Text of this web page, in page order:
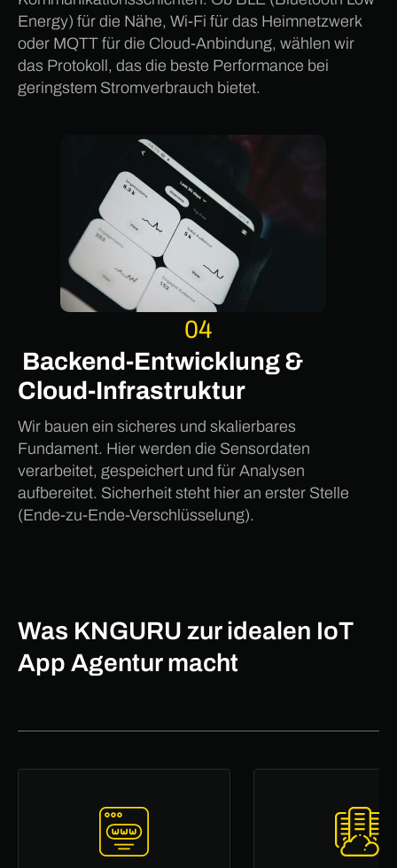
Energy) für die Nähe, Wi-Fi für das Heimnetzwerk
oder MQTT für die Cloud-Anbindung, wählen wir
das Protokoll, das die beste Performance bei
geringstem Stromverbrauch bietet.
04
Backend-Entwicklung &
Cloud-Infrastruktur
Wir bauen ein sicheres und skalierbares
Fundament. Hier werden die Sensordaten
verarbeitet, gespeichert und für Analysen
aufbereitet. Sicherheit steht hier an erster Stelle
(Ende-zu-Ende-Verschlüsselung).
Was KNGURU zur idealen IoT
App Agentur macht